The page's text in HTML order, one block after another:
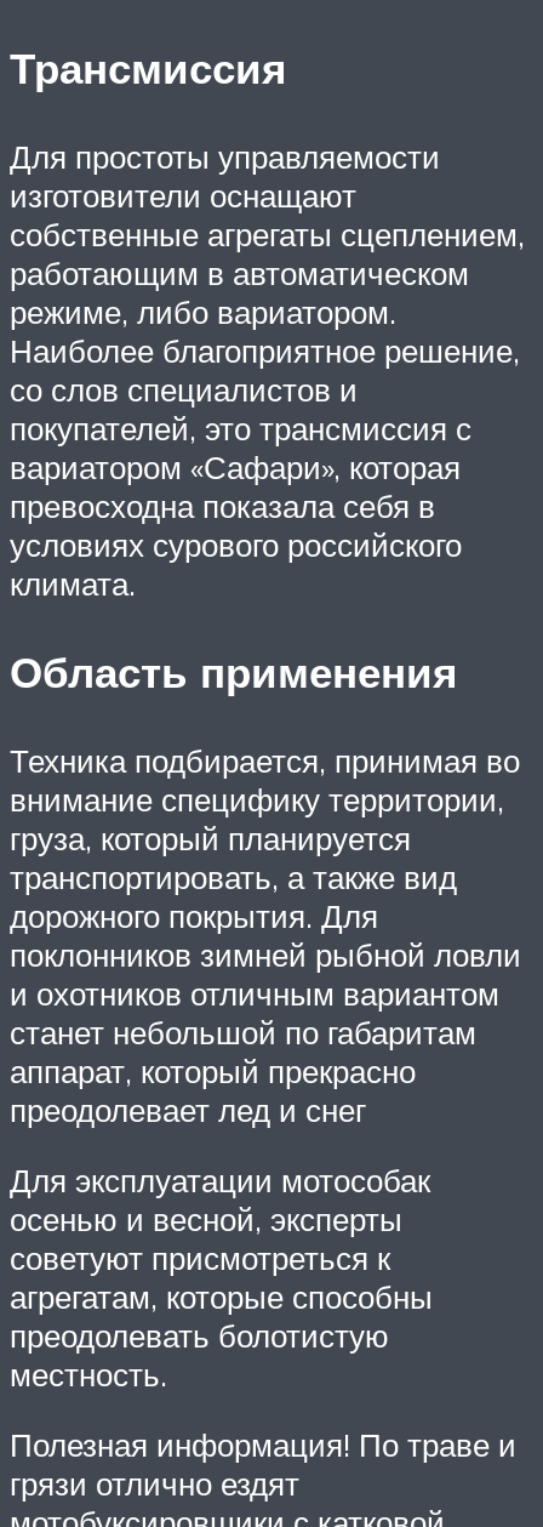
Трансмиссия
Для простоты управляемости
изготовители оснащают
собственные агрегаты сцеплением,
работающим в автоматическом
режиме, либо вариатором.
Наиболее благоприятное решение,
со слов специалистов и
покупателей, это трансмиссия с
вариатором «Сафари», которая
превосходна показала себя в
условиях сурового российского
климата.
Область применения
Техника подбирается, принимая во
внимание специфику территории,
груза, который планируется
транспортировать, а также вид
дорожного покрытия. Для
поклонников зимней рыбной ловли
и охотников отличным вариантом
станет небольшой по габаритам
аппарат, который прекрасно
преодолевает лед и снег
Для эксплуатации мотособак
осенью и весной, эксперты
советуют присмотреться к
агрегатам, которые способны
преодолевать болотистую
местность.
Полезная информация! По траве и
грязи отлично ездят